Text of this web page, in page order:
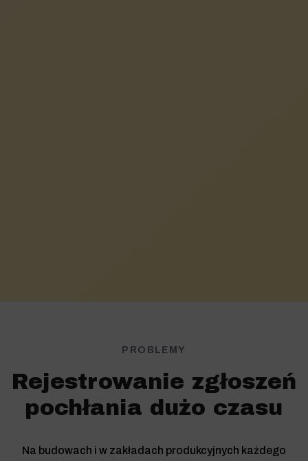
PROBLEMY
Rejestrowanie zgłoszeń
pochłania dużo czasu
Na budowach i w zakładach produkcyjnych każdego